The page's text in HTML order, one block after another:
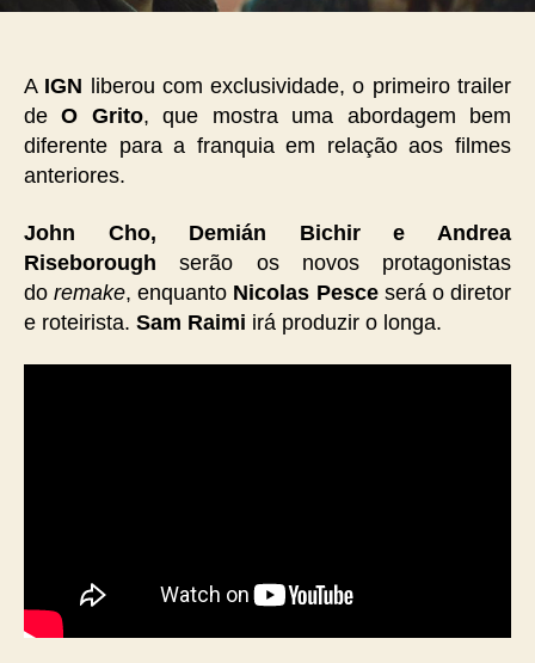
A IGN liberou com exclusividade, o primeiro trailer
deO Grito, que mostra uma abordagem bem
diferente para a franquia em relação aos filmes
anteriores.
John Cho, Demián Bichir e Andrea
Riseboroughserão os novos protagonistas
doremake, enquanto Nicolas Pesce será o diretor
e roteirista. Sam Raimi irá produzir o longa.